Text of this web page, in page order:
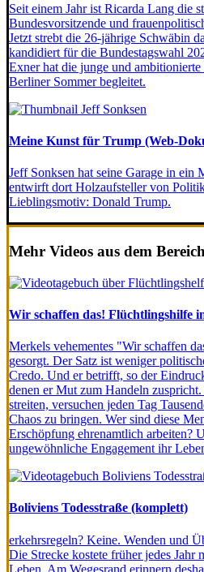
Seit einem Jahr ist Ricarda Lang die
Bundesvorsitzende und
Jetzt strebt die 26-jährige Schwäbin
kandidiert für die Bundestagswahl
Exner hat die junge und
Berliner Sommer begleitet.
Meine Kunst für Trump (Web-
Jeff Sonksen hat seine Garage in ein
entwirft dort Holzaufsteller von
Lieblingsmotiv: Donald Trump.
Mehr Videos aus dem
Wir schaffen das! Flüchtlingshilfe
Merkels vehementes "Wir schaffen
gesorgt. Der Satz ist weniger
Credo. Und er betrifft, so der
denen er Mut zum Handeln
streiten, versuchen jeden Tag
Chaos zu bringen. Wer sind diese
Erschöpfung ehrenamtlich arbeiten?
ungewöhnliche Engagement ihr
Boliviens Todesstraße (komplett)
erkehrsregeln? Keine. Wenden und
Die Strecke kostete früher jedes Jahr
Leben. Am Wegesrand erinnern